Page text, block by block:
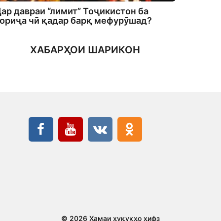
давраи “лимит” Тоҷикистон ба
чӣ қадар барқ мефурӯшад?
ХАБАРҲОИ ШАРИКОН
© 2026 Ҳамаи ҳуқуқҳо ҳифз